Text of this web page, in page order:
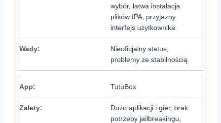
wybór, łatwa instalacja
plików IPA, przyjazny
interfejs użytkownika
Nieoficjalny status,
problemy ze stabilnością
TutuBox
Dużo aplikacji i gier, brak
potrzeby jailbreakingu,